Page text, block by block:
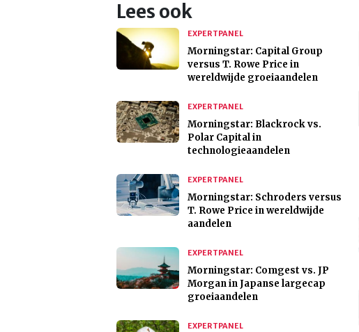
Lees ook
EXPERTPANEL
Morningstar: Capital Group
versus T. Rowe Price in
wereldwijde groeiaandelen
EXPERTPANEL
Morningstar: Blackrock vs.
Polar Capital in
technologieaandelen
EXPERTPANEL
Morningstar: Schroders versus
T. Rowe Price in wereldwijde
aandelen
EXPERTPANEL
Morningstar: Comgest vs. JP
Morgan in Japanse largecap
groeiaandelen
EXPERTPANEL